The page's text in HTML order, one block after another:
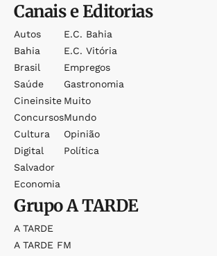
Canais e Editorias
Autos
Bahia
Brasil
Saúde
Cineinsite
Concursos
Cultura
Digital
Salvador
Economia
E.c. Bahia
E.c. Vitória
Empregos
Gastronomia
Muito
Mundo
Opinião
Política
GrupoA TARDE
A TARDE
A TARDE FM